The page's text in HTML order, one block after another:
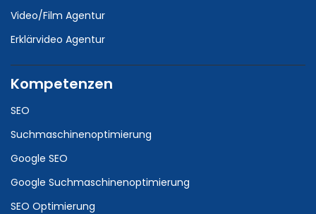
Video/Film Agentur
Erklärvideo Agentur
Kompetenzen
SEO
Suchmaschinenoptimierung
Google SEO
Google Suchmaschinenoptimierung
SEO Optimierung